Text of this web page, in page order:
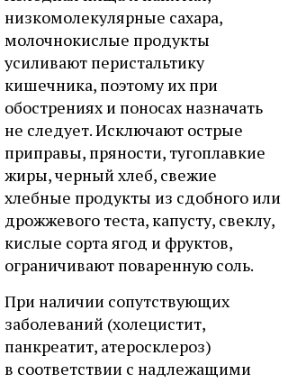
низкомолекулярные сахара,
молочнокислые продукты
усиливают перистальтику
кишечника, поэтому их при
обострениях и поносах назначать
не следует. Исключают острые
приправы, пряности, тугоплавкие
жиры, черный хлеб, свежие
хлебные продукты из сдобного или
дрожжевого теста, капусту, свеклу,
кислые сорта ягод и фруктов,
ограничивают поваренную соль.
При наличии сопутствующих
заболеваний (холецистит,
панкреатит, атеросклероз)
в соответствии с надлежащими